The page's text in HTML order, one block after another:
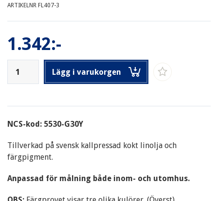
ARTIKELNR FL407-3
1.342:-
Lägg i varukorgen
NCS-kod: 5530-G30Y
Tillverkad på svensk kallpressad kokt linolja och
färgpigment.
Anpassad för målning både inom- och utomhus.